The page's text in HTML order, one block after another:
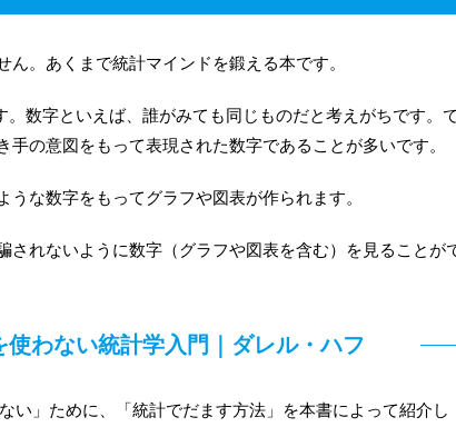
。あくまで統計マインドを鍛える本です。
。数字といえば、誰がみても同じものだと考えがちです。
の意図をもって表現された数字であることが多いです。
な数字をもってグラフや図表が作られます。
れないように数字（グラフや図表を含む）を見ることが
わない統計学入門｜ダレル・ハフ
い」ために、「統計でだます方法」を本書によって紹介し